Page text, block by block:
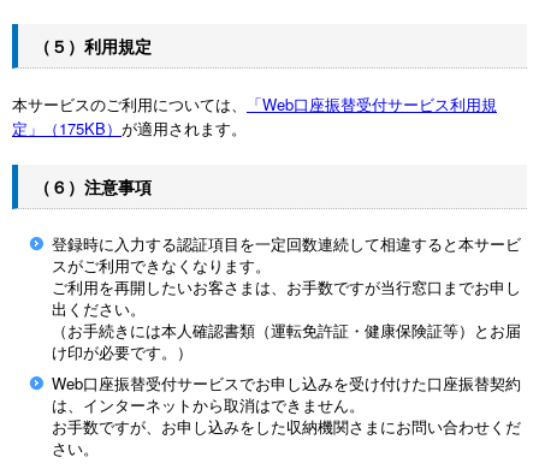
（５）利用規定
本サービスのご利用については、
「Web口座振替受付サービス利用規
定」（175KB） が適用されます。
（６）注意事項
登録時に入力する認証項目を一定回数連続して相違すると本サービ
スがご利用できなくなります。
ご利用を再開したいお客さまは、お手数ですが当行窓口までお申し
出ください。
（お手続きには本人確認書類（運転免許証・健康保険証等）とお届
け印が必要です。）
Web口座振替受付サービスでお申し込みを受け付けた口座振替契約
は、インターネットから取消はできません。
お手数ですが、お申し込みをした収納機関さまにお問い合わせくだ
さい。